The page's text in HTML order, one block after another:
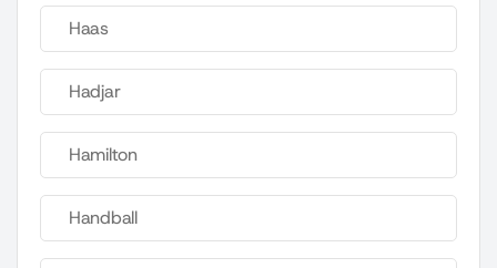
Haas
Hadjar
Hamilton
Handball